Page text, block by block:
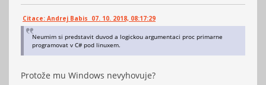
Citace: Andrej Babis 07. 10. 2018, 08:17:29
Neumim si predstavit duvod a logickou argumentaci proc primarne
programovat v C# pod linuxem.
Protože mu Windows nevyhovuje?